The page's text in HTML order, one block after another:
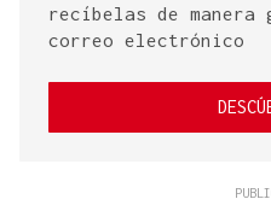
recíbelas de
correo electrónico